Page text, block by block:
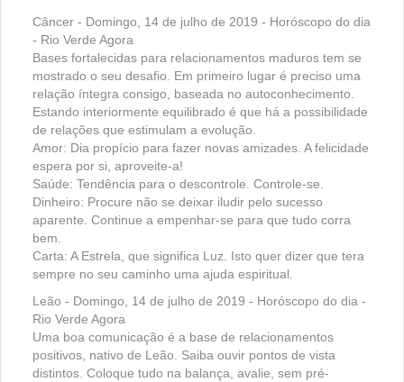
Câncer - Domingo, 14 de julho de 2019 - Horóscopo do dia
- Rio Verde Agora
Bases fortalecidas para relacionamentos maduros tem se
mostrado o seu desafio. Em primeiro lugar é preciso uma
relação íntegra consigo, baseada no autoconhecimento.
Estando interiormente equilibrado é que há a possibilidade
de relações que estimulam a evolução.
Amor: Dia propício para fazer novas amizades. A felicidade
espera por si, aproveite-a!
Saúde: Tendência para o descontrole. Controle-se.
Dinheiro: Procure não se deixar iludir pelo sucesso
aparente. Continue a empenhar-se para que tudo corra
bem.
Carta: A Estrela, que significa Luz. Isto quer dizer que tera
sempre no seu caminho uma ajuda espiritual.
Leão - Domingo, 14 de julho de 2019 - Horóscopo do dia -
Rio Verde Agora
Uma boa comunicação é a base de relacionamentos
positivos, nativo de Leão. Saiba ouvir pontos de vista
distintos. Coloque tudo na balança, avalie, sem pré-